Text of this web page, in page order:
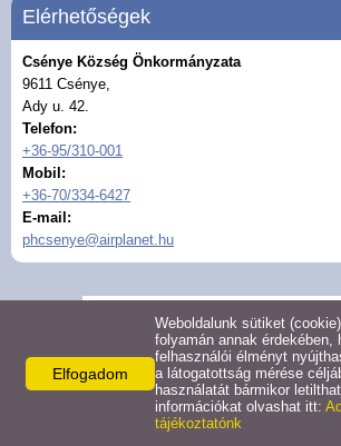
Koronavírus
Közérdekű adatok
Civil szervezetek
Közművelődés
Látnivalók
Elérhetőségek
Csénye Község Önkormányzata
9611 Csénye,
Ady u. 42.
Telefon:
+36-95/310-001
Mobil:
+36-70/334-6427
E-mail:
phcsenye@airplanet.hu
Elfogadom
Weboldalunk sütiket
folyamán annak érdekében,
felhasználói élményt
a látogatottság mérése
használatát bármikor
információkat olvashat itt:
tájékoztatónk